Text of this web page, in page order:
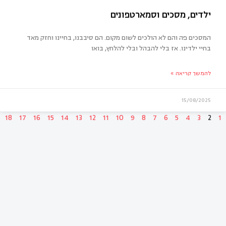
האמיתית לכיתה א’ – לא רק חוברות וכתיבה
המסכים פה והם לא הולכים לשום מקום. הם סיבבנו, בחיינו וחזק מאד
בחיי ילדינו. אז בלי להבהל ובלי להלחץ, בואו
להמשך קריאה »
15/08/2025
1
2
3
4
5
6
7
8
9
10
11
12
13
14
15
16
17
18